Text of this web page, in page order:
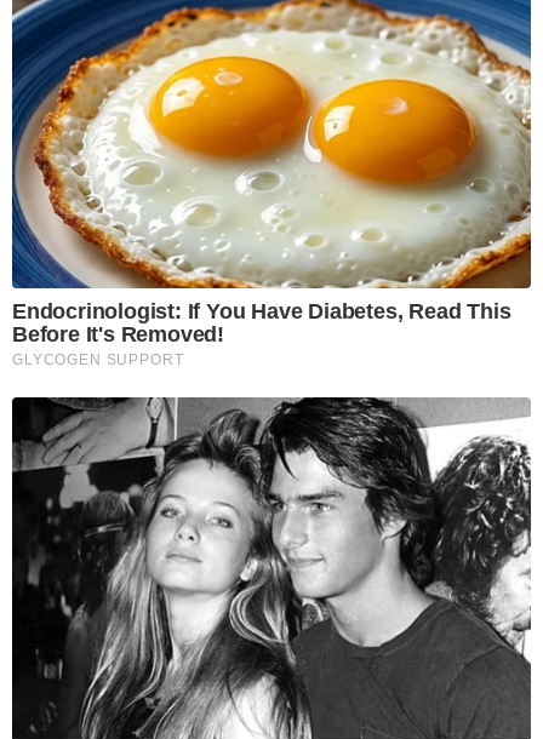
Endocrinologist: If You Have Diabetes, Read This
Before It's Removed!
GLYCOGEN SUPPORT